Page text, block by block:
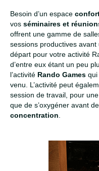
Besoin d’un espace
vosséminaires et
offrent une gamme de
sessions productives
départ pour votre activité
d’entre eux étant un peu
l’activité Rando Games qui
venu. L’activité peut
session de travail, pour
que de s’oxygéner avant
concentration